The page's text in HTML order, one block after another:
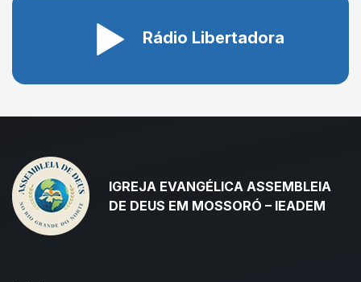
Rádio Libertadora
IGREJA EVANGÉLICA ASSEMBLEIA
DE DEUS EM MOSSORÓ – IEADEM